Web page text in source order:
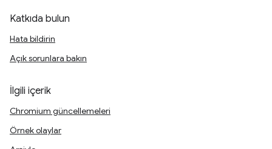
Katkıda bulun
Hata bildirin
Açık sorunlara bakın
İlgili içerik
Chromium güncellemeleri
Örnek olaylar